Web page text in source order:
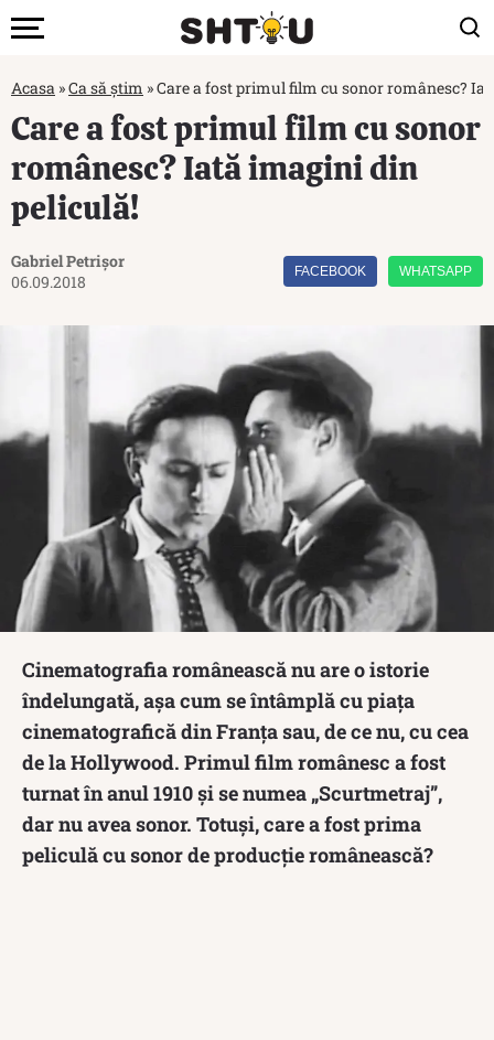
Acasa »Ca să știm »Care a fost primul film cu sonor românesc?
Care a fost primul film cu sonor
românesc? Iată imagini din
peliculă!
Gabriel Petrișor
06.09.2018
FACEBOOK WHATSAPP
Cinematografia românească nu are o istorie
îndelungată, așa cum se întâmplă cu piața
cinematografică din Franța sau, de ce nu, cu cea
de la Hollywood. Primul film românesc a fost
turnat în anul 1910 și se numea „Scurtmetraj”,
dar nu avea sonor. Totuși, care a fost prima
peliculă cu sonor de producție românească?